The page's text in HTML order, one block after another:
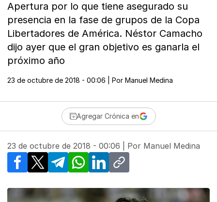
Apertura por lo que tiene asegurado su
presencia en la fase de grupos de la Copa
Libertadores de América. Néstor Camacho
dijo ayer que el gran objetivo es ganarla el
próximo año
23 de octubre de 2018 - 00:06 | Por Manuel Medina
Agregar Crónica en
23 de octubre de 2018 - 00:06 | Por Manuel Medina
Facebook
X TelegramWhatsApp
LinkedInCopy link